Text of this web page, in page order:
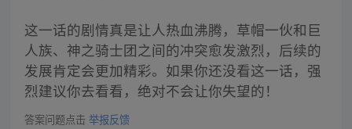
这一话的剧情真是让人热血沸腾，草帽一伙和巨
人族、神之骑士团之间的冲突愈发激烈，后续的
发展肯定会更加精彩。如果你还没看这一话，强
烈建议你去看看，绝对不会让你失望的！
答案问题点击 举报反馈